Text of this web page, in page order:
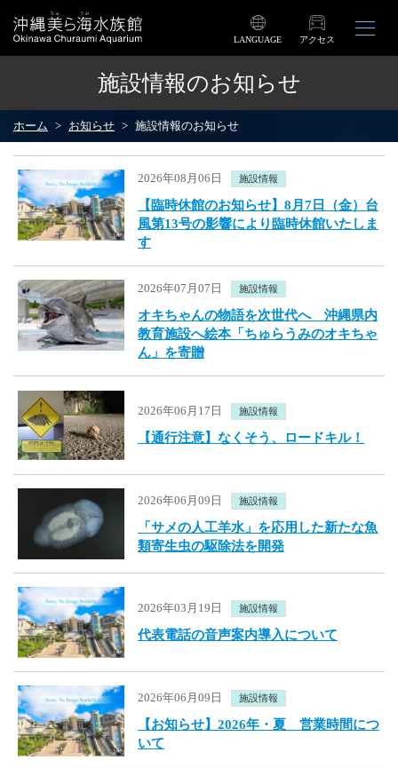
LANGUAGE アクセス
施設情報のお知らせ
ホーム お知らせ 施設情報のお知らせ
2026年08月06日 施設情報
【臨時休館のお知らせ】8月7日（金）台
風第13号の影響により臨時休館いたしま
す
2026年07月07日 施設情報
オキちゃんの物語を次世代へ 沖縄県内
教育施設へ絵本「ちゅらうみのオキちゃ
ん」を寄贈
2026年06月17日 施設情報
【通行注意】なくそう、ロードキル！
2026年06月09日 施設情報
「サメの人工羊水」を応用した新たな魚
類寄生虫の駆除法を開発
2026年03月19日 施設情報
代表電話の音声案内導入について
2026年06月09日 施設情報
【お知らせ】2026年・夏 営業時間につ
いて